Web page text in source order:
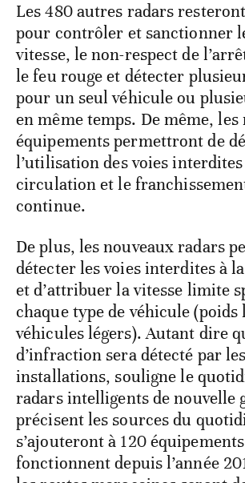
Les 480 autres radars
pour contrôler et sanctionner
vitesse, le non-respect de
le feu rouge et détecter
pour un seul véhicule ou
en même temps. De même, les
équipements permettront de
l’utilisation des voies
circulation et le
continue.
De plus, les nouveaux radars
détecter les voies interdites à
et d’attribuer la vitesse limite
chaque type de véhicule (poids
véhicules légers). Autant dire
d’infraction sera détecté par
installations, souligne le
radars intelligents de nouvelle
précisent les sources du
s’ajouteront à 120
fonctionnent depuis l’année